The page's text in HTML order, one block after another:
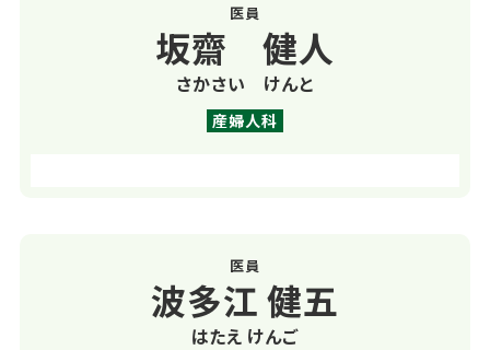
医員
坂齋 健人
さかさい けんと
産婦人科
医員
波多江 健五
はたえ けんご